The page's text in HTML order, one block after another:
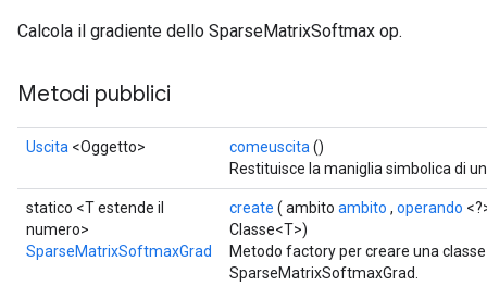
Calcola il gradiente dello SparseMatrixSoftmax op.
Metodi pubblici
Uscita <Oggetto> comeuscita ()
Restituisce la maniglia simbolica di
statico <T estende il
numero>
SparseMatrixSoftmaxGrad
create ( ambito ambito , operando
Classe<T>)
Metodo factory per creare una
SparseMatrixSoftmaxGrad.